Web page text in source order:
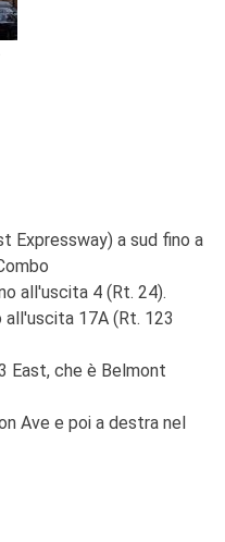
Expressway) a sud fino a
all'uscita 4 (Rt. 24).
all'uscita 17A (Rt. 123
East, che è Belmont
Ave e poi a destra nel